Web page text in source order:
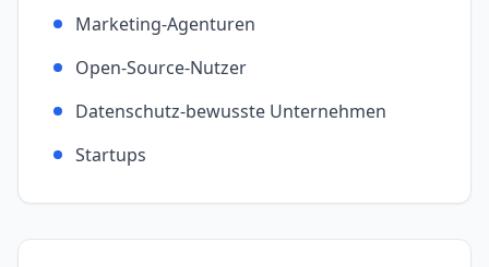
Marketing-Agenturen
Open-Source-Nutzer
Datenschutz-bewusste Unternehmen
Startups